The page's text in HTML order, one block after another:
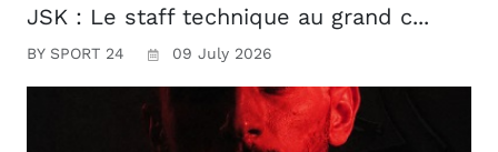
JSK : Le staff technique au grand c...
BY SPORT 24 09 July 2026